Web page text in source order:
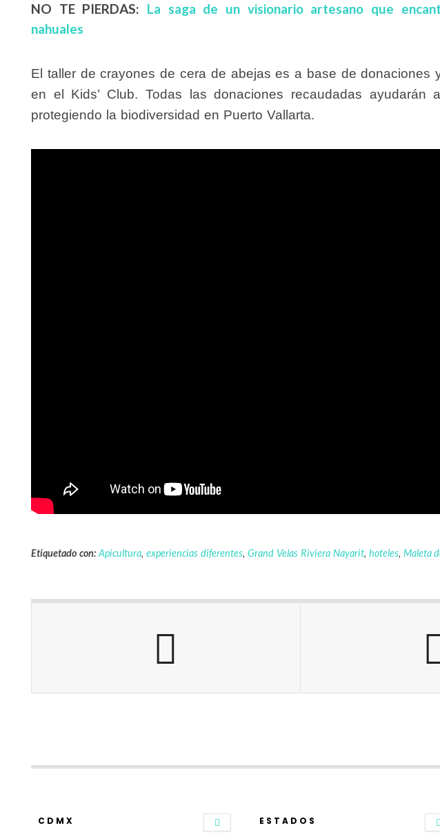
NO TE PIERDAS: La saga de un visionario artesano que
nahuales
El taller de crayones de cera de abejas es a base de donaciones
en el Kids’ Club. Todas las donaciones recaudadas ayudarán
protegiendo la biodiversidad en Puerto Vallarta.
Etiquetado con: Apicultura, experiencias diferentes, Grand Velas Riviera Nayarit, hoteles, Maleta
CDMX ESTADOS